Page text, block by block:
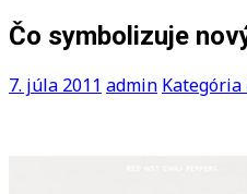
Čo symbolizuje
7. júla 2011 admin Kategória